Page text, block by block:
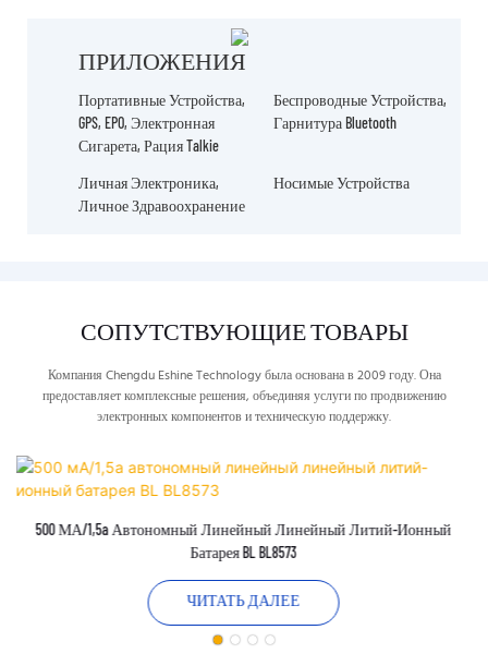
ПРИЛОЖЕНИЯ
Портативные Устройства,
GPS, EPO, Электронная
Сигарета, Рация Talkie
Беспроводные Устройства,
Гарнитура Bluetooth
Личная Электроника,
Личное Здравоохранение
Носимые Устройства
СОПУТСТВУЮЩИЕ ТОВАРЫ
Компания Chengdu Eshine Technology была основана в 2009 году. Она
предоставляет комплексные решения, объединяя услуги по продвижению
электронных компонентов и техническую поддержку.
500 МА/1,5a Автономный Линейный Линейный Литий-Ионный
Батарея BL BL8573
ЧИТАТЬ ДАЛЕЕ